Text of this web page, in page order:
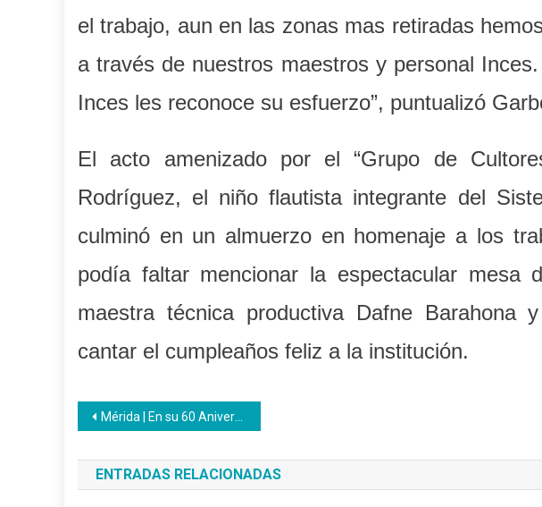
el trabajo, aun en las zonas mas retiradas
a través de nuestros maestros y personal
Inces les reconoce su esfuerzo”, puntualizó
El acto amenizado por el “Grupo de
Rodríguez, el niño flautista integrante del
culminó en un almuerzo en homenaje a los
podía faltar mencionar la espectacular mesa
maestra técnica productiva Dafne Barahona
cantar el cumpleaños feliz a la institución.
Navegación
de
entradas
Mérida | En su 60 Aniversario el Inces asume nuevos retos en la producción del país
ENTRADAS RELACIONADAS